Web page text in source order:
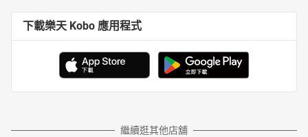
下載樂天 Kobo 應用程式
繼續逛其他店舖